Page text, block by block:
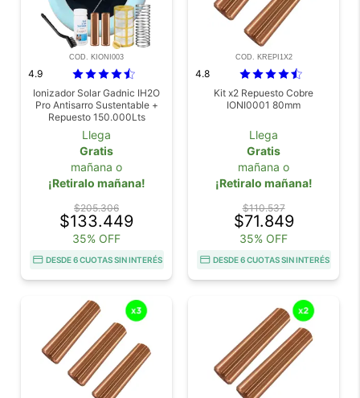
COD. KIONI003
4.9
Ionizador Solar Gadnic IH2O
Pro Antisarro Sustentable +
Repuesto 150.000Lts
Llega
Gratis
mañana o
¡Retiralo mañana!
$205.306
$133.449
35% OFF
DESDE 6 CUOTAS SIN INTERÉS
COD. KREPI1X2
4.8
Kit x2 Repuesto Cobre
IONI0001 80mm
Llega
Gratis
mañana o
¡Retiralo mañana!
$110.537
$71.849
35% OFF
DESDE 6 CUOTAS SIN INTERÉS